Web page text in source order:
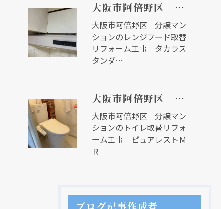
大阪市阿倍野区 分譲マンションのレンジフード取替リフォーム工事 タカラスタンダード
大阪市阿倍野区 分譲マン
ションのレンジフード取替
リフォーム工事 タカラス
タンダ…
大阪市阿倍野区 分譲マンションのトイレ取替リフォーム工事 ピュアレストＭＲ
大阪市阿倍野区 分譲マン
ションのトイレ取替リフォ
ーム工事 ピュアレストＭ
Ｒ
ブログ記事作成者